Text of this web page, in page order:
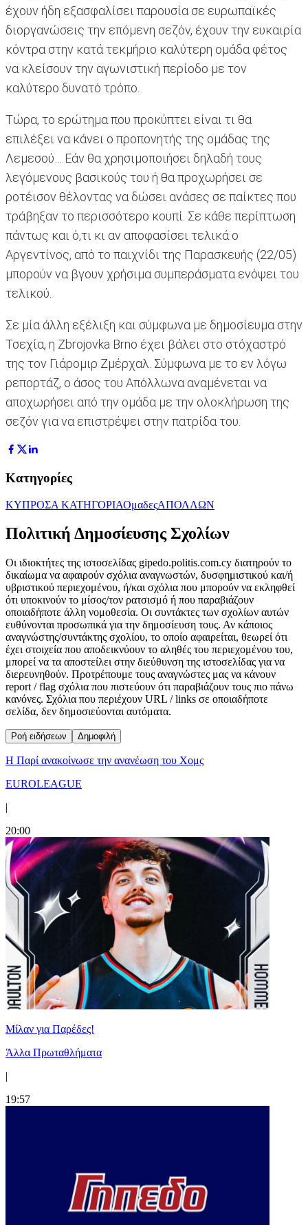
έχουν ήδη εξασφαλίσει παρουσία σε ευρωπαϊκές
διοργανώσεις την επόμενη σεζόν, έχουν την ευκαιρία
κόντρα στην κατά τεκμήριο καλύτερη ομάδα φέτος
να κλείσουν την αγωνιστική περίοδο με τον
καλύτερο δυνατό τρόπο.
Τώρα, το ερώτημα που προκύπτει είναι τι θα
επιλέξει να κάνει ο προπονητής της ομάδας της
Λεμεσού… Εάν θα χρησιμοποιήσει δηλαδή τους
λεγόμενους βασικούς του ή θα προχωρήσει σε
ροτέισον θέλοντας να δώσει ανάσες σε παίκτες που
τράβηξαν το περισσότερο κουπί. Σε κάθε περίπτωση
πάντως και ό,τι κι αν αποφασίσει τελικά ο
Αργεντίνος, από το παιχνίδι της Παρασκευής (22/05)
μπορούν να βγουν χρήσιμα συμπεράσματα ενόψει του
τελικού.
Σε μία άλλη εξέλιξη και σύμφωνα με δημοσίευμα στην
Τσεχία, η Zbrojovka Brno έχει βάλει στο στόχαστρό
της τον Γιάρομιρ Ζμέρχαλ. Σύμφωνα με το εν λόγω
ρεπορτάζ, ο άσος του Απόλλωνα αναμένεται να
αποχωρήσει από την ομάδα με την ολοκλήρωση της
σεζόν για να επιστρέψει στην πατρίδα του.
Κατηγορίες
ΚΥΠΡΟΣΑ ΚΑΤΗΓΟΡΙΑΟμαδεςΑΠΟΛΛΩΝ
Πολιτική Δημοσίευσης Σχολίων
Οι ιδιοκτήτες της ιστοσελίδας gipedo.politis.com.cy διατηρούν το
δικαίωμα να αφαιρούν σχόλια αναγνωστών, δυσφημιστικού και/ή
υβριστικού περιεχομένου, ή/και σχόλια που μπορούν να εκληφθεί
ότι υποκινούν το μίσος/τον ρατσισμό ή που παραβιάζουν
οποιαδήποτε άλλη νομοθεσία. Οι συντάκτες των σχολίων αυτών
ευθύνονται προσωπικά για την δημοσίευση τους. Αν κάποιος
αναγνώστης/συντάκτης σχολίου, το οποίο αφαιρείται, θεωρεί ότι
έχει στοιχεία που αποδεικνύουν το αληθές του περιεχομένου του,
μπορεί να τα αποστείλει στην διεύθυνση της ιστοσελίδας για να
διερευνηθούν. Προτρέπουμε τους αναγνώστες μας να κάνουν
report / flag σχόλια που πιστεύουν ότι παραβιάζουν τους πιο πάνω
κανόνες. Σχόλια που περιέχουν URL / links σε οποιαδήποτε
σελίδα, δεν δημοσιεύονται αυτόματα.
Ροή ειδήσεων Δημοφιλή
Η Παρί ανακοίνωσε την ανανέωση του Χομς
EUROLEAGUE
|
20:00
Μίλαν για Παρέδες!
Άλλα Πρωταθλήματα
|
19:57